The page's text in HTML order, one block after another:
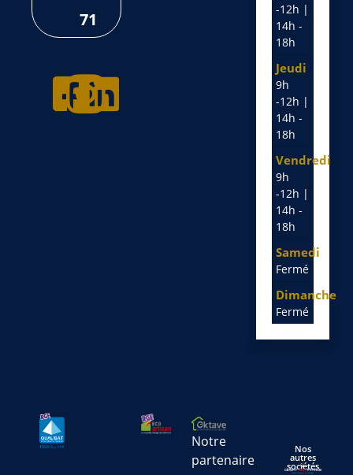
71
-12h |
14h -
18h
Jeudi
9h
-12h |
14h -
18h
Vendredi
9h
-12h |
14h -
18h
Samedi
Fermé
Dimanche
Fermé
Notre
partenaire
Nos
autres
sociétés